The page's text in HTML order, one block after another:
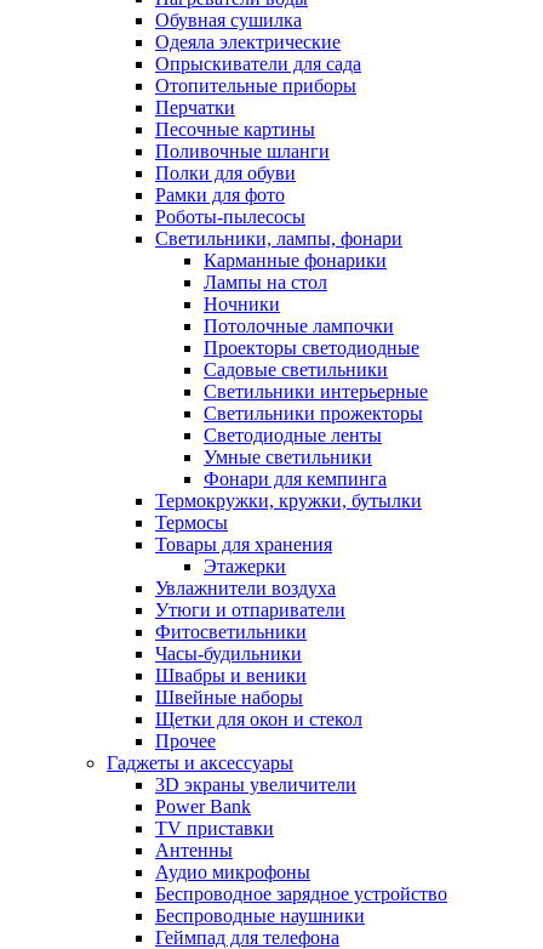
Обувная сушилка
Одеяла электрические
Опрыскиватели для сада
Отопительные приборы
Перчатки
Песочные картины
Поливочные шланги
Полки для обуви
Рамки для фото
Роботы-пылесосы
Светильники, лампы, фонари
Карманные фонарики
Лампы на стол
Ночники
Потолочные лампочки
Проекторы светодиодные
Садовые светильники
Светильники интерьерные
Светильники прожекторы
Светодиодные ленты
Умные светильники
Фонари для кемпинга
Термокружки, кружки, бутылки
Термосы
Товары для хранения
Этажерки
Увлажнители воздуха
Утюги и отпариватели
Фитосветильники
Часы-будильники
Швабры и веники
Швейные наборы
Щетки для окон и стекол
Прочее
Гаджеты и аксессуары
3D экраны увеличители
Power Bank
TV приставки
Антенны
Аудио микрофоны
Беспроводное зарядное устройство
Беспроводные наушники
Геймпад для телефона